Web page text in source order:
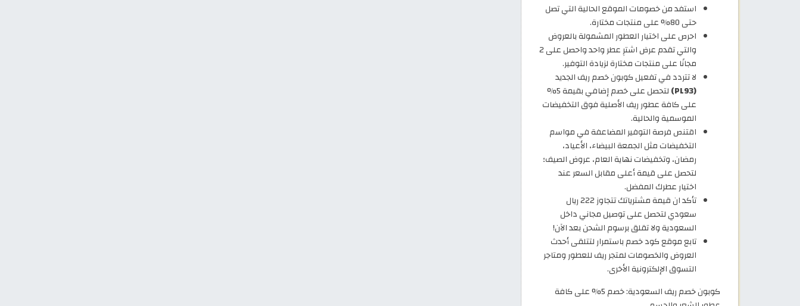
استفد من خصومات الموقع الحالية التي تصل
حتى 80% على منتجات مختارة.
احرص على اختيار العطور المشمولة بالعروض
والتي تقدم عرض اشترِ عطر واحد واحصل على 2
مجانًا على منتجات مختارة لزيادة التوفير.
لا تتردد في تفعيل كوبون خصم ريف الجديد
(PL93)
لتحصل على خصم إضافي بقيمة 5%
على كافة عطور ريف الأصلية فوق التخفيضات
الموسمية والحالية.
اقتنص فرصة التوفير المضاعفة في مواسم
التخفيضات مثل الجمعة البيضاء، الأعياد،
رمضان، وتخفيضات نهاية العام، عروض الصيف؛
لتحصل على قيمة أعلى مقابل السعر عند
اختيار عطرك المفضل.
تأكد ان قيمة مشترياتك تتجاوز 222 ريال
سعودي لتحصل على توصيل مجاني داخل
السعودية ولا تقلق برسوم الشحن بعد الآن!
تابع موقع كود خصم باستمرار لتتلقى أحدث
العروض والخصومات لمتجر ريف للعطور ومتاجر
التسوق الإلكترونية الأخرى.
كوبون خصم ريف السعودية: خصم 5% على كافة